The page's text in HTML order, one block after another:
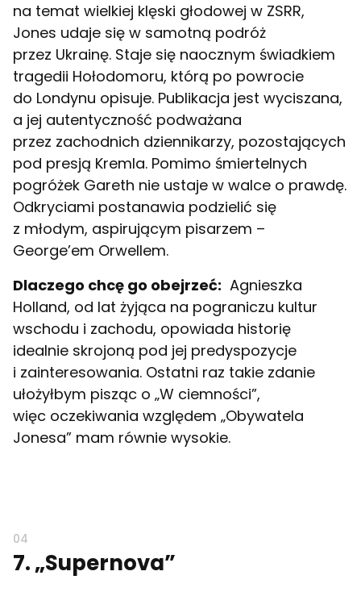
na temat wielkiej klęski głodowej w ZSRR,
Jones udaje się w samotną podróż
przez Ukrainę. Staje się naocznym świadkiem
tragedii Hołodomoru, którą po powrocie
do Londynu opisuje. Publikacja jest wyciszana,
a jej autentyczność podważana
przez zachodnich dziennikarzy, pozostających
pod presją Kremla. Pomimo śmiertelnych
pogróżek Gareth nie ustaje w walce o prawdę.
Odkryciami postanawia podzielić się
z młodym, aspirującym pisarzem –
George’em Orwellem.
Dlaczego chcę go obejrzeć: Agnieszka
Holland, od lat żyjąca na pograniczu kultur
wschodu i zachodu, opowiada historię
idealnie skrojoną pod jej predyspozycje
i zainteresowania. Ostatni raz takie zdanie
ułożyłbym pisząc o „W ciemności”,
więc oczekiwania względem „Obywatela
Jonesa” mam równie wysokie.
7. „Supernova”